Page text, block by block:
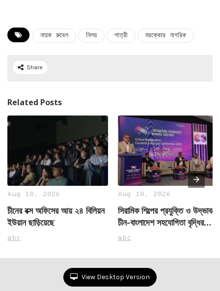
নায়ক রুবেল নিলয় পাত্রী মরক্কোর নাগরিক
Share
Related Posts
Aug 10, 2026
চীনের বক্স অফিসের আয় ২৪ বিলিয়ন
ইউয়ান ছাড়িয়েছে
abc
Aug 10, 2026
সিরামিক শিল্পের প্রযুক্তি ও উদ্ভাবনে
চীন-বাংলাদেশ সহযোগিতা বৃদ্ধির
আহ্বান
abc
View Desktop Version